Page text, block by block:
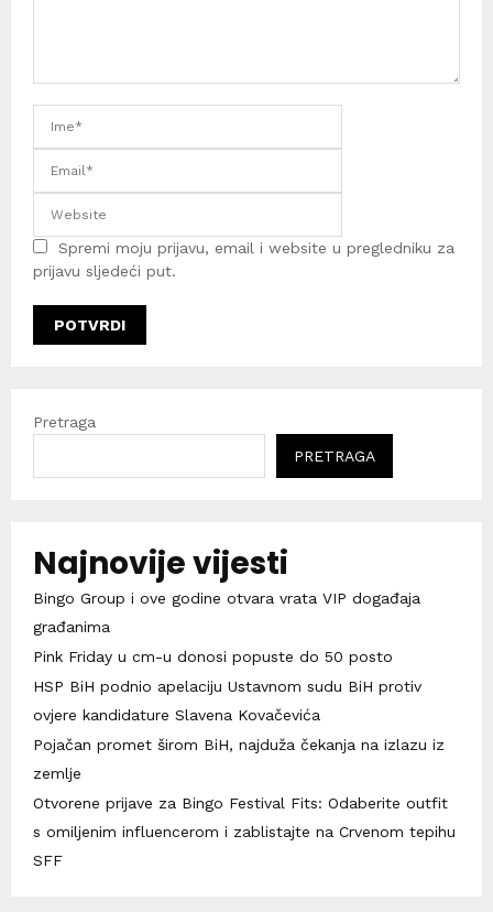
Spremi moju prijavu, email i website u pregledniku za
prijavu sljedeći put.
Pretraga
PRETRAGA
Najnovije vijesti
Bingo Group i ove godine otvara vrata VIP događaja
građanima
Pink Friday u cm-u donosi popuste do 50 posto
HSP BiH podnio apelaciju Ustavnom sudu BiH protiv
ovjere kandidature Slavena Kovačevića
Pojačan promet širom BiH, najduža čekanja na izlazu iz
zemlje
Otvorene prijave za Bingo Festival Fits: Odaberite outfit
s omiljenim influencerom i zablistajte na Crvenom tepihu
SFF